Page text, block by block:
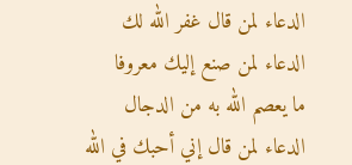
الدعاء لمن قال غفر الله لك
الدعاء لمن صنع إليك معروفا
ما يعصم الله به من الدجال
الدعاء لمن قال إني أحبك في الله